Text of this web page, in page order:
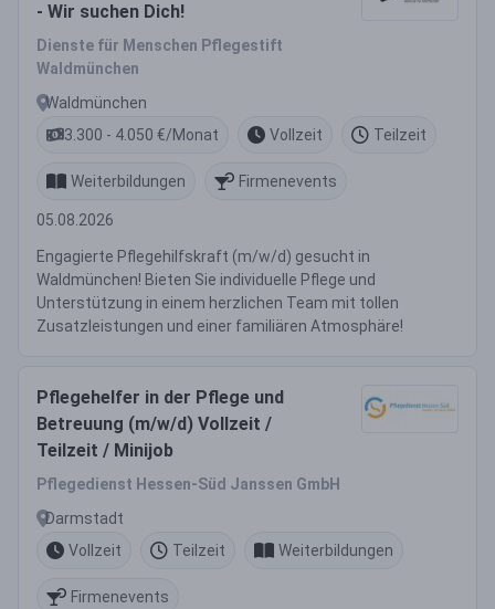
- Wir suchen Dich!
Dienste für Menschen Pflegestift
Waldmünchen
Waldmünchen
3.300 - 4.050 €/Monat
Vollzeit Teilzeit
Weiterbildungen Firmenevents
05.08.2026
Engagierte Pflegehilfskraft (m/w/d) gesucht in
Waldmünchen! Bieten Sie individuelle Pflege und
Unterstützung in einem herzlichen Team mit tollen
Zusatzleistungen und einer familiären Atmosphäre!
Pflegehelfer in der Pflege und
Betreuung (m/w/d) Vollzeit /
Teilzeit / Minijob
Pflegedienst Hessen-Süd Janssen GmbH
Darmstadt
Vollzeit
Teilzeit Weiterbildungen
Firmenevents